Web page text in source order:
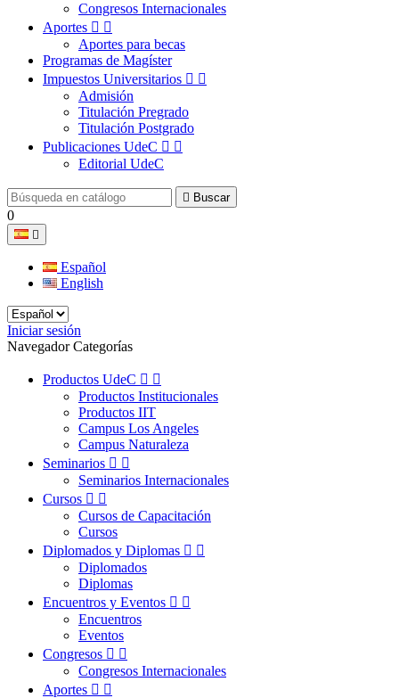
Congresos Internacionales
Aportes  
Aportes para becas
Programas de Magíster
Impuestos Universitarios  
Admisión
Titulación Pregrado
Titulación Postgrado
Publicaciones UdeC  
Editorial UdeC
 Buscar
0

Español
English
Iniciar sesión
Navegador Categorías
Productos UdeC  
Productos Institucionales
Productos IIT
Campus Los Angeles
Campus Naturaleza
Seminarios  
Seminarios Internacionales
Cursos  
Cursos de Capacitación
Cursos
Diplomados y Diplomas  
Diplomados
Diplomas
Encuentros y Eventos  
Encuentros
Eventos
Congresos  
Congresos Internacionales
Aportes  